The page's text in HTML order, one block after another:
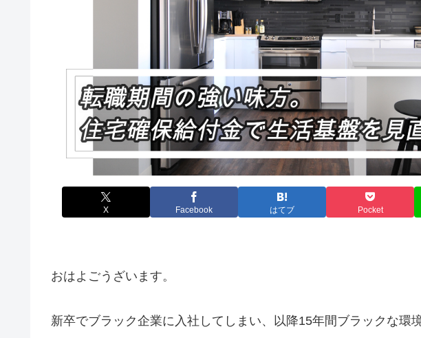
X Facebook はてブ Pocket
おはよごうざいます。
新卒でブラック企業に入社してしまい、以降15年間ブラックな環